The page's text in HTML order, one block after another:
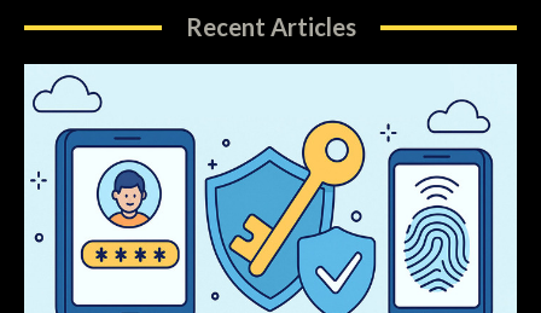
Recent Articles